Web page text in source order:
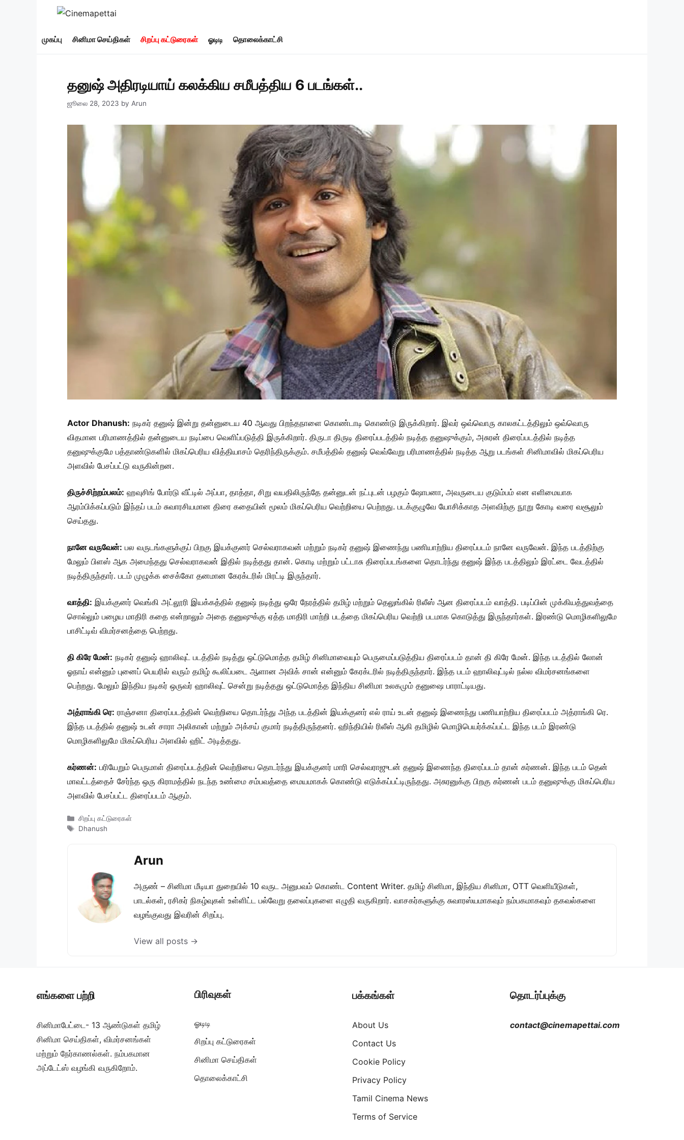
முகப்பு சினிமா செய்திகள் சிறப்பு கட்டுரைகள் ஓடிடி தொலைக்காட்சி
தனுஷ் அதிரடியாய் கலக்கிய சமீபத்திய 6 படங்கள்..
ஜூலை 28, 2023 by Arun
Actor Dhanush: நடிகர் தனுஷ் இன்று தன்னுடைய 40 ஆவது பிறந்தநாளை கொண்டாடி கொண்டு இருக்கிறார். இவர் ஒவ்வொரு காலகட்டத்திலும் ஒவ்வொரு
விதமான பரிமாணத்தில் தன்னுடைய நடிப்பை வெளிப்படுத்தி இருக்கிறார். திருடா திருடி திரைப்படத்தில் நடித்த தனுஷுக்கும், அசுரன் திரைப்படத்தில் நடித்த
தனுஷுக்குமே பத்தாண்டுகளில் மிகப்பெரிய வித்தியாசம் தெரிந்திருக்கும். சமீபத்தில் தனுஷ் வெவ்வேறு பரிமாணத்தில் நடித்த ஆறு படங்கள் சினிமாவில் மிகப்பெரிய
அளவில் பேசப்பட்டு வருகின்றன.
திருச்சிற்றம்பலம்: ஹவுசிங் போர்டு வீட்டில் அப்பா, தாத்தா, சிறு வயதிலிருந்தே தன்னுடன் நட்புடன் பழகும் ஷோபனா, அவருடைய குடும்பம் என எளிமையாக
ஆரம்பிக்கப்படும் இந்தப் படம் சுவாரசியமான திரை கதையின் மூலம் மிகப்பெரிய வெற்றியை பெற்றது. படக்குழுவே யோசிக்காத அளவிற்கு நூறு கோடி வரை வசூலும்
செய்தது.
நானே வருவேன்: பல வருடங்களுக்குப் பிறகு இயக்குனர் செல்வராகவன் மற்றும் நடிகர் தனுஷ் இணைந்து பணியாற்றிய திரைப்படம் நானே வருவேன். இந்த படத்திற்கு
மேலும் பிளஸ் ஆக அமைந்தது செல்வராகவன் இதில் நடித்தது தான். கொடி மற்றும் பட்டாசு திரைப்படங்களை தொடர்ந்து தனுஷ் இந்த படத்திலும் இரட்டை வேடத்தில்
நடித்திருந்தார். படம் முழுக்க சைக்கோ தனமான கேரக்டரில் மிரட்டி இருந்தார்.
வாத்தி: இயக்குனர் வெங்கி அட்லூரி இயக்கத்தில் தனுஷ் நடித்து ஒரே நேரத்தில் தமிழ் மற்றும் தெலுங்கில் ரிலீஸ் ஆன திரைப்படம் வாத்தி. படிப்பின் முக்கியத்துவத்தை
சொல்லும் பழைய மாதிரி கதை என்றாலும் அதை தனுஷுக்கு ஏத்த மாதிரி மாற்றி படத்தை மிகப்பெரிய வெற்றி படமாக கொடுத்து இருந்தார்கள். இரண்டு மொழிகளிலுமே
பாசிட்டிவ் விமர்சனத்தை பெற்றது.
தி கிரே மேன்: நடிகர் தனுஷ் ஹாலிவுட் படத்தில் நடித்து ஒட்டுமொத்த தமிழ் சினிமாவையும் பெருமைப்படுத்திய திரைப்படம் தான் தி கிரே மேன். இந்த படத்தில் லோன்
ஓநாய் என்னும் புனைப் பெயரில் வரும் தமிழ் கூலிப்படை ஆளான அவிக் சான் என்னும் கேரக்டரில் நடித்திருந்தார். இந்த படம் ஹாலிவுட்டில் நல்ல விமர்சனங்களை
பெற்றது. மேலும் இந்திய நடிகர் ஒருவர் ஹாலிவுட் சென்று நடித்தது ஒட்டுமொத்த இந்திய சினிமா உலகமும் தனுஷை பாராட்டியது.
அத்ராங்கி ரெ: ராஞ்சனா திரைப்படத்தின் வெற்றியை தொடர்ந்து அந்த படத்தின் இயக்குனர் எல் ராய் உடன் தனுஷ் இணைந்து பணியாற்றிய திரைப்படம் அத்ராங்கி ரெ.
இந்த படத்தில் தனுஷ் உடன் சாரா அலிகான் மற்றும் அக்சய் குமார் நடித்திருந்தனர். ஹிந்தியில் ரிலீஸ் ஆகி தமிழில் மொழிபெயர்க்கப்பட்ட இந்த படம் இரண்டு
மொழிகளிலுமே மிகப்பெரிய அளவில் ஹிட் அடித்தது.
கர்ணன்: பரியேறும் பெருமாள் திரைப்படத்தின் வெற்றியை தொடர்ந்து இயக்குனர் மாரி செல்வராஜுடன் தனுஷ் இணைந்த திரைப்படம் தான் கர்ணன். இந்த படம் தென்
மாவட்டத்தைச் சேர்ந்த ஒரு கிராமத்தில் நடந்த உண்மை சம்பவத்தை மையமாகக் கொண்டு எடுக்கப்பட்டிருந்தது. அசுரனுக்கு பிறகு கர்ணன் படம் தனுஷுக்கு மிகப்பெரிய
அளவில் பேசப்பட்ட திரைப்படம் ஆகும்.
Categories
சிறப்பு கட்டுரைகள்
Tags
Dhanush
Arun
அருண் – சினிமா மீடியா துறையில் 10 வருட அனுபவம் கொண்ட Content Writer. தமிழ் சினிமா, இந்திய சினிமா, OTT வெளியீடுகள்,
பாடல்கள், ரசிகர் நிகழ்வுகள் உள்ளிட்ட பல்வேறு தலைப்புகளை எழுதி வருகிறார். வாசகர்களுக்கு சுவாரஸ்யமாகவும் நம்பகமாகவும் தகவல்களை
வழங்குவது இவரின் சிறப்பு.
View all posts →
எங்களை பற்றி
சினிமாபேட்டை- 13 ஆண்டுகள் தமிழ்
சினிமா செய்திகள், விமர்சனங்கள்
மற்றும் நேர்காணல்கள். நம்பகமான
அப்டேட்ஸ் வழங்கி வருகிறோம்.
பிரிவுகள்
ஓடிடி
சிறப்பு கட்டுரைகள்
சினிமா செய்திகள்
தொலைக்காட்சி
பக்கங்கள்
About Us
Contact Us
Cookie Policy
Privacy Policy
Tamil Cinema News
Terms of Service
தொடர்ப்புக்கு
contact@cinemapettai.com